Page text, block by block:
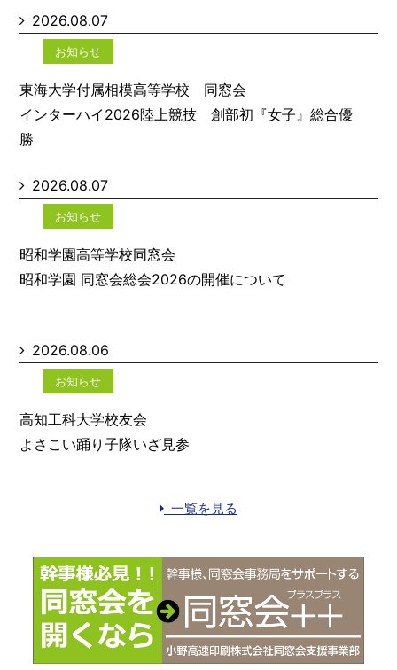
2026.08.07
お知らせ
東海大学付属相模高等学校 同窓会
インターハイ2026陸上競技 創部初『女子』総合優
勝
2026.08.07
お知らせ
昭和学園高等学校同窓会
昭和学園 同窓会総会2026の開催について
2026.08.06
お知らせ
高知工科大学校友会
よさこい踊り子隊いざ見参
一覧を見る